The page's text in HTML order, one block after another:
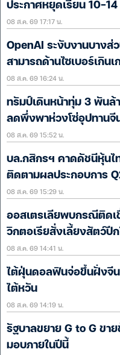
ประกาศหยุดเรียน 10-14
08 ส.ค. 69 17:17 น.
OpenAI ระงับงานบางส่
สามารถด้านไซเบอร์เกิ
08 ส.ค. 69 16:24 น.
ทรัมป์เดินหน้าทุ่ม 3 พันล้
ลดพึ่งพาห่วงโซ่อุปทานจี
08 ส.ค. 69 15:52 น.
บล.กสิกรฯ คาดดัชนีหุ้นไ
ติดตามผลประกอบการ
08 ส.ค. 69 15:29 น.
ออสเตรเลียพบกรณีติดเ
วิกตอเรียสั่งเลี้ยงสัตว์ปีก
08 ส.ค. 69 14:41 น.
ไต้ฝุ่นดอลฟินจ่อขึ้นฝั่งจี
ไต้หวัน
08 ส.ค. 69 14:19 น.
รัฐบาลขยาย G to G ขา
มอบภายในปีนี้